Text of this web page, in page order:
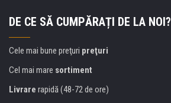
DE CE SĂ CUMPĂRAȚI DE LA NOI?
Cele mai bune preţuri preţuri
Cel mai mare sortiment
Livrare rapidă (48-72 de ore)